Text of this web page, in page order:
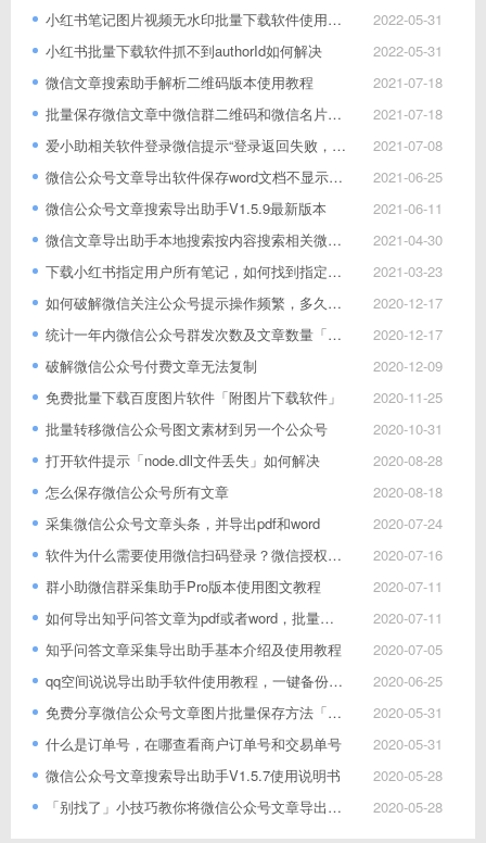
2022-05-31
小红书笔记图片视频无水印批量下载软件使用教程
2022-05-31
小红书批量下载软件抓不到authorId如何解决
2021-07-18
微信文章搜索助手解析二维码版本使用教程
2021-07-18
批量保存微信文章中微信群二维码和微信名片图片
2021-07-08
爱小助相关软件登录微信提示“登录返回失败，请重试”
2021-06-25
微信公众号文章导出软件保存word文档不显示图片
2021-06-11
微信公众号文章搜索导出助手V1.5.9最新版本
2021-04-30
微信文章导出助手本地搜索按内容搜索相关微信文章说明
2021-03-23
下载小红书指定用户所有笔记，如何找到指定用户ID号
2020-12-17
如何破解微信关注公众号提示操作频繁，多久会恢复
2020-12-17
统计一年内微信公众号群发次数及文章数量「附软件」
2020-12-09
破解微信公众号付费文章无法复制
2020-11-25
免费批量下载百度图片软件「附图片下载软件」
2020-10-31
批量转移微信公众号图文素材到另一个公众号
2020-08-28
打开软件提示「node.dll文件丢失」如何解决
2020-08-18
怎么保存微信公众号所有文章
2020-07-24
采集微信公众号文章头条，并导出pdf和word
2020-07-16
软件为什么需要使用微信扫码登录？微信授权登录安全吗？
2020-07-11
群小助微信群采集助手Pro版本使用图文教程
2020-07-11
如何导出知乎问答文章为pdf或者word，批量下载
2020-07-05
知乎问答文章采集导出助手基本介绍及使用教程
2020-06-25
qq空间说说导出助手软件使用教程，一键备份qq空间
2020-05-31
免费分享微信公众号文章图片批量保存方法「附下载工具」
2020-05-31
什么是订单号，在哪查看商户订单号和交易单号
2020-05-28
微信公众号文章搜索导出助手V1.5.7使用说明书
2020-05-28
「别找了」小技巧教你将微信公众号文章导出word和pdf，附软件